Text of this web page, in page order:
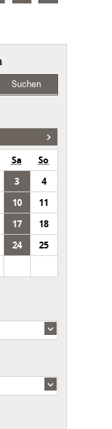
Suchen
Sa
So
3
4
10
11
17
18
24
25